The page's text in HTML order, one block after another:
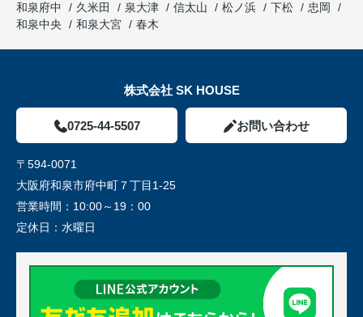
和泉府中
久米田 泉大津 信太山 松ノ浜 下松
忠岡
和泉中央
和泉大宮 春木
株式会社 SK HOUSE
0725-44-5507 お問い合わせ
〒594-0071
大阪府和泉市府中町７丁目1-25
営業時間： 10:00～19：00
定休日： 水曜日